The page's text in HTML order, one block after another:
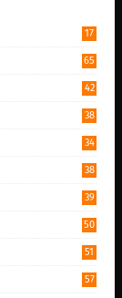
17
65
42
38
34
38
39
50
51
57